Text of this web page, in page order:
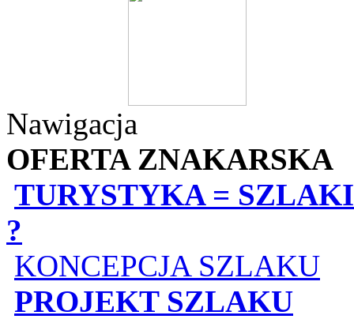
Nawigacja
OFERTA ZNAKARSKA
TURYSTYKA = SZLAKI
?
KONCEPCJA SZLAKU
PROJEKT SZLAKU